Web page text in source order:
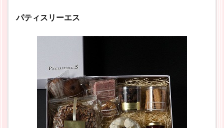
パティスリーエス